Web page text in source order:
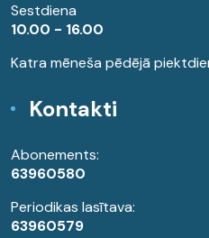
Sestdiena
10.00 - 16.00
Katra mēneša pēdējā
Kontakti
Abonements:
63960580
Periodikas lasītava:
63960579